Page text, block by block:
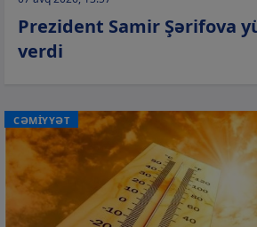
Prezident Samir Şərifova
verdi
CƏMİYYƏT